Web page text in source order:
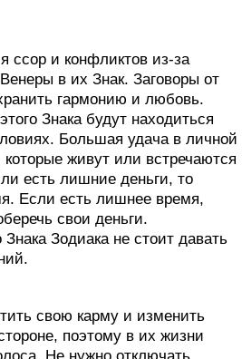
ссор и конфликтов из-за
в их Знак. Заговоры от
гармонию и любовь.
Знака будут находиться
Большая удача в личной
живут или встречаются
есть лишние деньги, то
Если есть лишнее время,
свои деньги.
Знака Зодиака не стоит давать
свою карму и изменить
поэтому в их жизни